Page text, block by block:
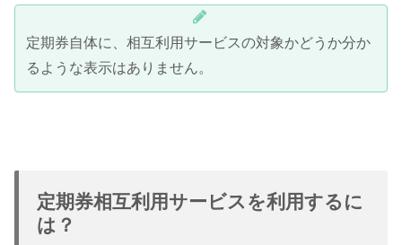
定期券自体に、相互利用サービスの対象かどうか分か
るような表示はありません。
定期券相互利用サービスを利用するに
は？